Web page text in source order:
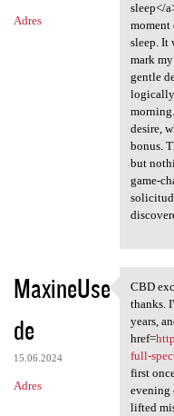
Adres
sleep</
moment
sleep. It
mark
gentle
logically
desire,
bonus.
but
game-
MaxineUse
de
15.06.2024
Adres
CBD
CBD
thanks.
years,
href=
full-
first
evening
lifted